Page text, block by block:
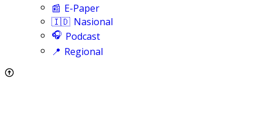
📰 E-Paper
🇮🇩 Nasional
🎧 Podcast
📍 Regional